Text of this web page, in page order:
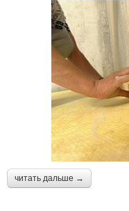
читать дальше →